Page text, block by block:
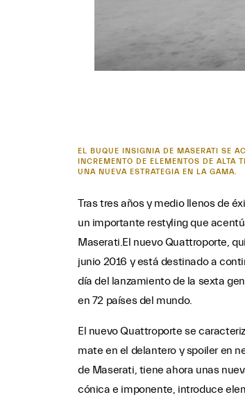
EL BUQUE INSIGNIA DE MASERATI SE
INCREMENTO DE ELEMENTOS DE ALTA
UNA NUEVA ESTRATEGIA EN LA GAMA.
Tras tres años y medio llenos de
un importante restyling que
Maserati.El nuevo Quattroporte,
junio 2016 y está destinado a
día del lanzamiento de la sexta
en 72 países del mundo.
El nuevo Quattroporte se
mate en el delantero y spoiler en
de Maserati, tiene ahora unas
cónica e imponente, introduce